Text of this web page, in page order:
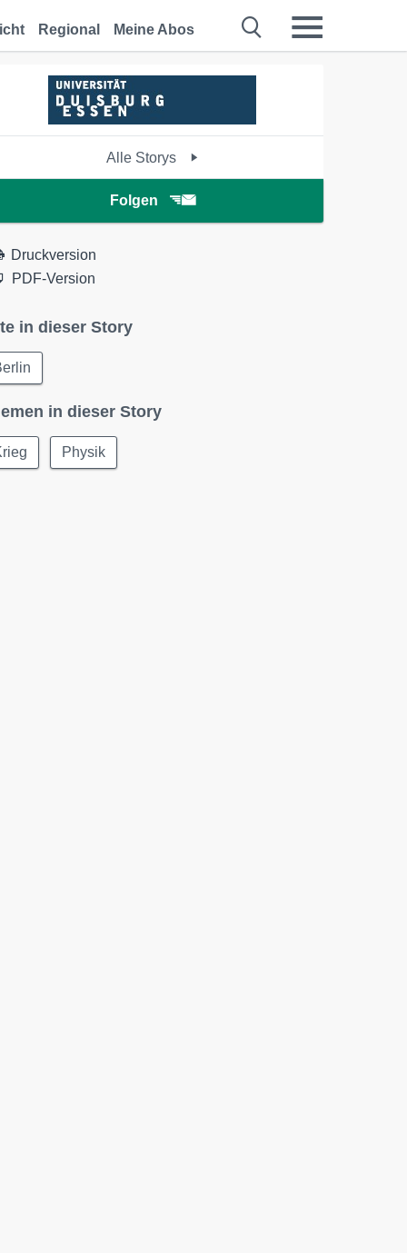
Regional Meine Abos
Alle Storys
Folgen
Druckversion
PDF-Version
in dieser Story
in dieser Story
Physik